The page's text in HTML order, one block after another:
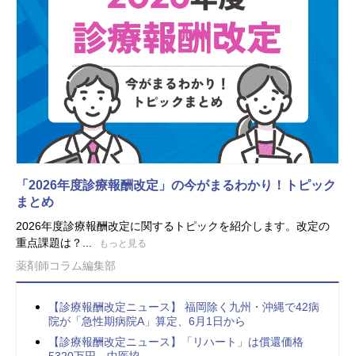
「2026年度診療報酬改定」の今がまるわかり！トピック
まとめ
2026年度診療報酬改定に関するトピックを紹介します。改定の
重点課題は？...
もっと見る
薬剤師コラム編集部
【診療報酬改定ニュース】 福岡除く九州・沖縄で42病
院が「急性期病院A」算定、6月1日から
【診療報酬改定ニュース】「リハート」は償還価格